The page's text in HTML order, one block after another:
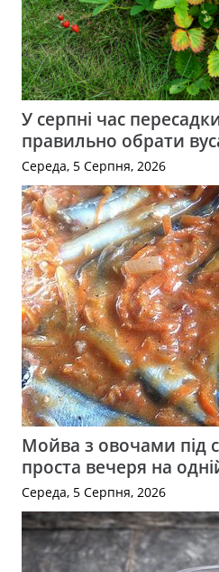
У серпні час
правильно обрати
Середа, 5 Серпня, 2026
Мойва з овочами під
проста вечеря на
Середа, 5 Серпня, 2026